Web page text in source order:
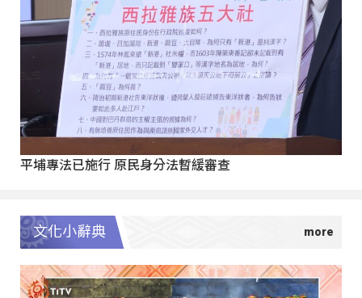
平埔專法已施行 原民身分法暫緩審查
文化小辭典